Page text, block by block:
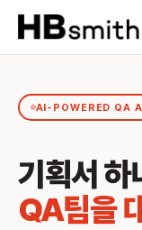
AI-POWERED QA
기획서 하
QA팀을